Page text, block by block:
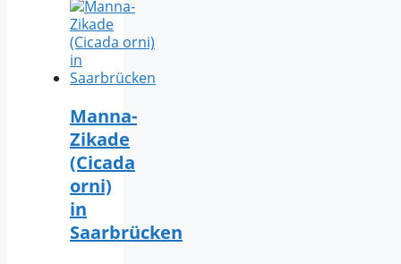
Manna-
Zikade
(Cicada
orni)
in
Saarbrücken